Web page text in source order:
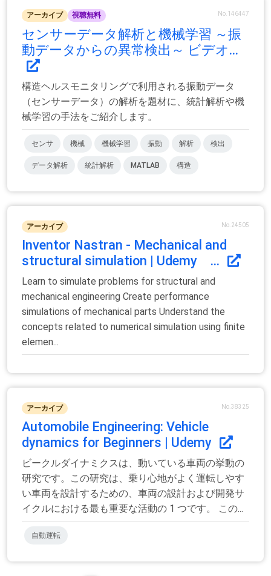
アーカイブ 視聴無料 No.146447
センサーデータ解析と機械学習 ～振
動データからの異常検出～ ビデオ...
構造ヘルスモニタリングで利用される振動データ
（センサーデータ）の解析を題材に、統計解析や機
械学習の手法をご紹介します。
センサ 機械 機械学習 振動 解析 検出
データ解析 統計解析 MATLAB 構造
アーカイブ No.24505
Inventor Nastran - Mechanical and
structural simulation | Udemy ...
Learn to simulate problems for structural and
mechanical engineering Create performance
simulations of mechanical parts Understand the
concepts related to numerical simulation using finite
elemen...
アーカイブ No.38325
Automobile Engineering: Vehicle
dynamics for Beginners | Udemy
ビークルダイナミクスは、動いている車両の挙動の
研究です。この研究は、乗り心地がよく運転しやす
い車両を設計するための、車両の設計および開発サ
イクルにおける最も重要な活動の 1 つです。 この...
自動運転